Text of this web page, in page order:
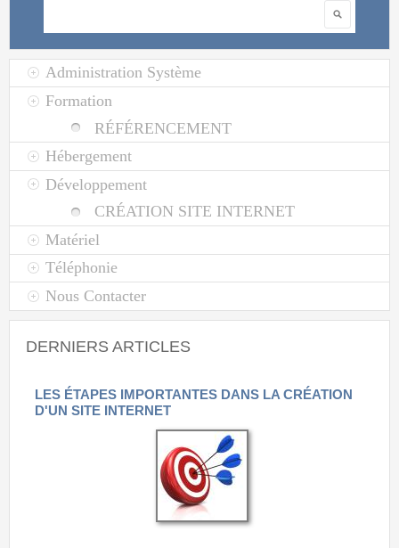
Rechercher
Administration Système
Formation
RÉFÉRENCEMENT
Hébergement
Développement
CRÉATION SITE INTERNET
Matériel
Téléphonie
Nous Contacter
DERNIERS ARTICLES
LES ÉTAPES IMPORTANTES DANS LA CRÉATION
D'UN SITE INTERNET